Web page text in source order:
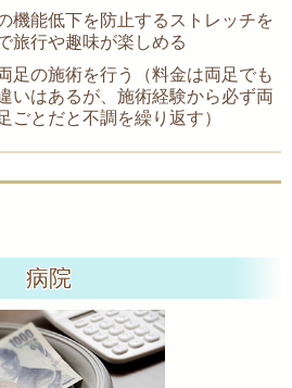
機能低下を防止するストレッチを
旅行や趣味が楽しめる
足の施術を行う（料金は両足でも
いはあるが、施術経験から必ず両
ごとだと不調を繰り返す）
病院